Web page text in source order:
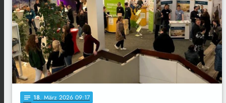
notes 18. März 2026 09:17